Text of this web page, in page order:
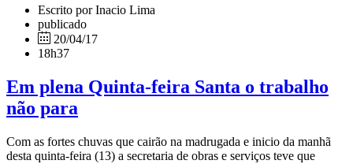
Escrito por Inacio Lima
publicado
20/04/17
18h37
Em plena Quinta-feira Santa o trabalho
não para
Com as fortes chuvas que cairão na madrugada e inicio da manhã
desta quinta-feira (13) a secretaria de obras e serviços teve que